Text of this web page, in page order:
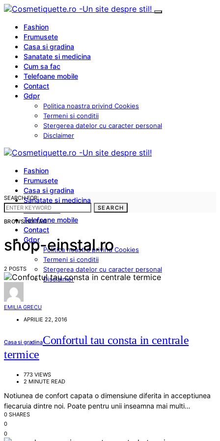
Fashion
Frumusete
Casa si gradina
Sanatate si medicina
Cum sa fac
Telefoane mobile
Contact
Gdpr
Politica noastra privind Cookies
Termeni si conditii
Stergerea datelor cu caracter personal
Disclaimer
Fashion
Frumusete
Casa si gradina
Sanatate si medicina
Cum sa fac
Telefoane mobile
Contact
Gdpr
Politica noastra privind Cookies
Termeni si conditii
Stergerea datelor cu caracter personal
Disclaimer
SEARCH FOR:
SEARCH
BROWSING TAG
shop-einstal.ro
2 POSTS
EMILIA GRECU
APRILIE 22, 2016
Casa si gradinaConfortul tau consta in centrale
termice
773 VIEWS
2 MINUTE READ
Notiunea de confort capata o dimensiune diferita in acceptiunea
fiecaruia dintre noi. Poate pentru unii inseamna mai multi…
0 SHARES
0
0